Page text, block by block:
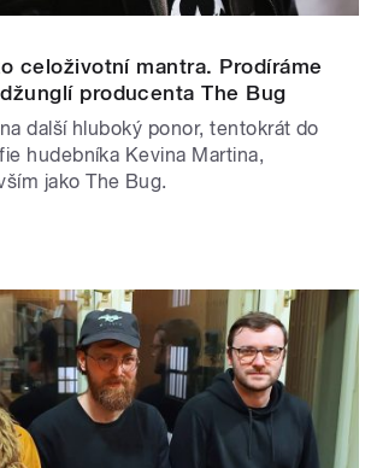
celoživotní mantra. Prodíráme
producenta The Bug
další hluboký ponor, tentokrát do
hudebníka Kevina Martina,
jako The Bug.